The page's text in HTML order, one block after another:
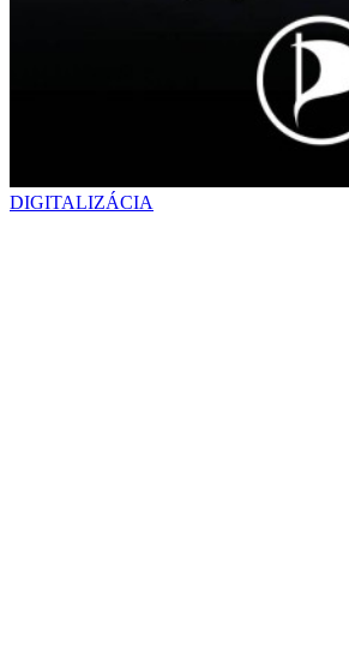
DIGITALIZÁCIA